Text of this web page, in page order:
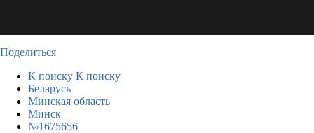
Поделиться
К поиску К поиску
Беларусь
Минская область
Минск
№1675656